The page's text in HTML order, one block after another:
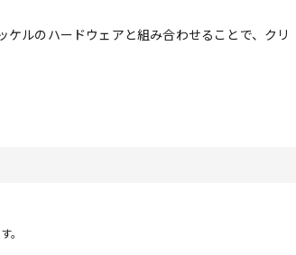
ルのハードウェアと組み合わせることで、クリ
。